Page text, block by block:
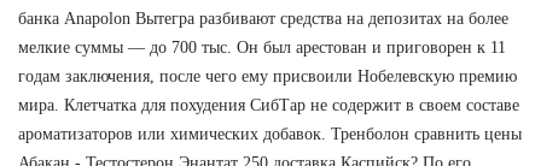
банка Anapolon Вытегра разбивают средства на депозитах на более
мелкие суммы — до 700 тыс. Он был арестован и приговорен к 11
годам заключения, после чего ему присвоили Нобелевскую премию
мира. Клетчатка для похудения СибТар не содержит в своем составе
ароматизаторов или химических добавок. Тренболон сравнить цены